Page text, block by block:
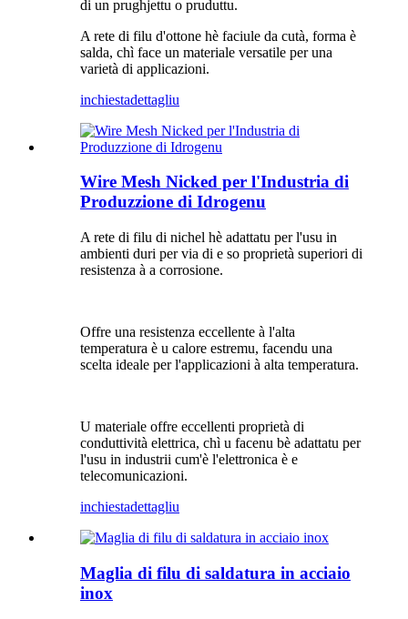
di un prughjettu o pruduttu.
A rete di filu d'ottone hè faciule da cutà, forma è
salda, chì face un materiale versatile per una
varietà di applicazioni.
inchiestadettagliu
Wire Mesh Nicked per l'Industria di
Produzzione di Idrogenu
A rete di filu di nichel hè adattatu per l'usu in
ambienti duri per via di e so proprietà superiori di
resistenza à a corrosione.
Offre una resistenza eccellente à l'alta
temperatura è u calore estremu, facendu una
scelta ideale per l'applicazioni à alta temperatura.
U materiale offre eccellenti proprietà di
conduttività elettrica, chì u facenu bè adattatu per
l'usu in industrii cum'è l'elettronica è e
telecomunicazioni.
inchiestadettagliu
Maglia di filu di saldatura in acciaio
inox